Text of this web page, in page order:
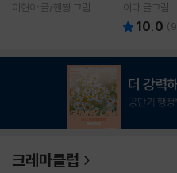
이현아 글/핸짱 그림 이다 글그림
10.0 (9
크레마클럽